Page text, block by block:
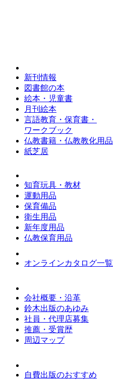
新刊情報
図書館の本
絵本・児童書
月刊絵本
言語教育・保育書・
ワークブック
仏教書籍・仏教教化用品
紙芝居
知育玩具・教材
運動用品
保育備品
衛生用品
新年度用品
仏教保育用品
オンラインカタログ一覧
会社概要・沿革
鈴木出版のあゆみ
社員・代理店募集
推薦・受賞歴
周辺マップ
自費出版のおすすめ